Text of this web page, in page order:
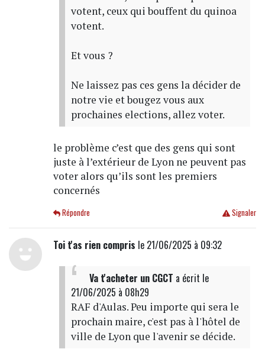
votent, ceux qui bouffent du quinoa
votent.
Et vous ?
Ne laissez pas ces gens la décider de
notre vie et bougez vous aux
prochaines elections, allez voter.
le problème c’est que des gens qui sont
juste à l’extérieur de Lyon ne peuvent pas
voter alors qu’ils sont les premiers
concernés
Signaler
Répondre
Toi t'as rien compris le 21/06/2025 à 09:32
Va t'acheter un CGCT a écrit le
21/06/2025 à 08h29
RAF d'Aulas. Peu importe qui sera le
prochain maire, c'est pas à l'hôtel de
ville de Lyon que l'avenir se décide.